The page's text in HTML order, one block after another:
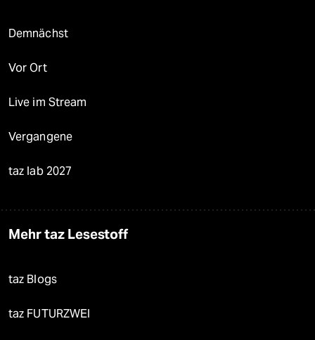
Demnächst
Vor Ort
Live im Stream
Vergangene
taz lab 2027
Mehr taz Lesestoff
taz Blogs
taz FUTURZWEI